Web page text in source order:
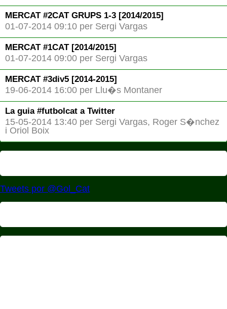
MERCAT #2CAT GRUPS 1-3 [2014/2015]
01-07-2014 09:10 per Sergi Vargas
MERCAT #1CAT [2014/2015]
01-07-2014 09:00 per Sergi Vargas
MERCAT #3div5 [2014-2015]
19-06-2014 16:00 per Llu�s Montaner
La guia #futbolcat a Twitter
15-05-2014 13:40 per Sergi Vargas, Roger S�nchez
i Oriol Boix
Tweets por @Gol_Cat